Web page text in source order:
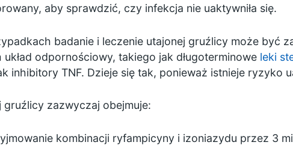
aby sprawdzić, czy infekcja nie uaktywniła się.
badanie i leczenie utajonej gruźlicy może być
układ odpornościowy, takiego jak długoterminowe leki
inhibitory TNF. Dzieje się tak, ponieważ istnieje ryzyko
gruźlicy zazwyczaj obejmuje:
kombinacji ryfampicyny i izoniazydu przez 3